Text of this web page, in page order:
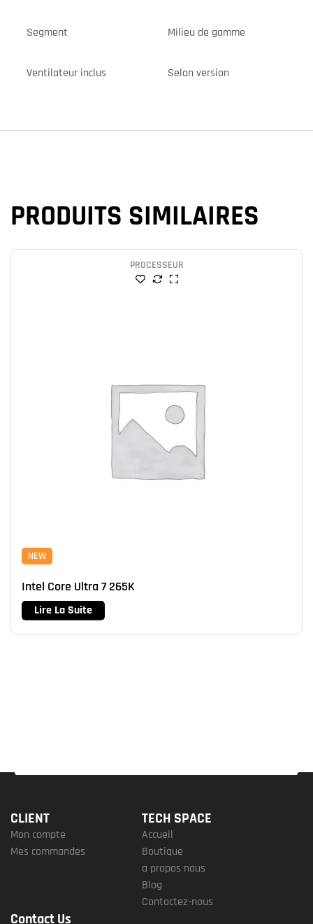
Segment Milieu de gamme
Ventilateur inclus Selon version
PRODUITS SIMILAIRES
PROCESSEUR
NEW
Intel Core Ultra 7 265K
Lire La Suite
CLIENT
Mon compte
Mes commandes
TECH SPACE
Accueil
Boutique
a propos nous
Blog
Contactez-nous
Contact Us